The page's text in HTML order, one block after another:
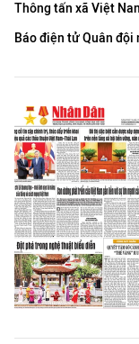
Thông tấn xã Việt
Báo điện tử Quân đội